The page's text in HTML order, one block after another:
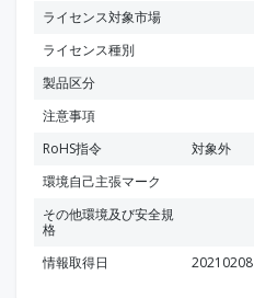
ライセンス対象市場
ライセンス種別
製品区分
注意事項
RoHS指令
対象外
環境自己主張マーク
その他環境及び安全規
格
情報取得日
20210208